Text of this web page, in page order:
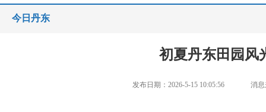
今日丹东
初夏丹东田园风
发布日期：2026-5-15 10:05:56 消